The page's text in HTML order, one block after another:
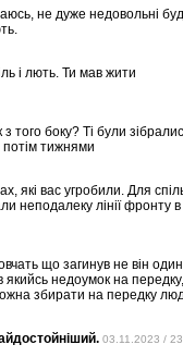
не дуже недовольні
і лють. Ти мав жити
того боку? Ті були
тижнями
які вас угробили. Для
неподалеку лінії фронту
що загинув не він
якийсь недоумок на
збирати на передку
03.11.2023 /